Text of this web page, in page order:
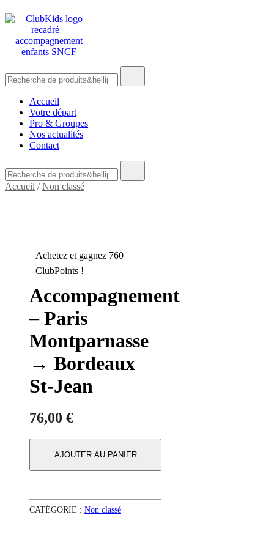
to
content
ClubKids
de
Accueil
Votre départ
Pro & Groupes
Nos actualités
Contact
de
:Accueil /Non classé
Achetez et gagnez 760
ClubPoints !
Accompagnement
– Paris
Montparnasse
→ Bordeaux
St-Jean
76,00 €
AJOUTER AU PANIER
CATÉGORIE : Non classé
🚨 Nos accompagnements sont pris d’assaut. Réservez dès